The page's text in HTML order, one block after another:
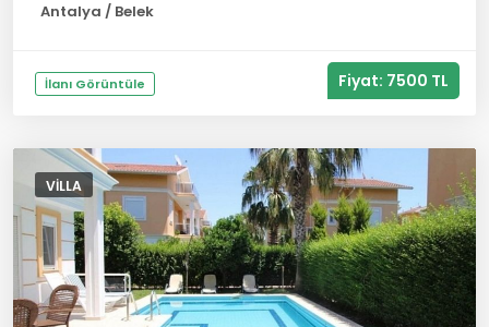
Antalya / Belek
İlanı Görüntüle Fiyat: 7500 TL
VILLA